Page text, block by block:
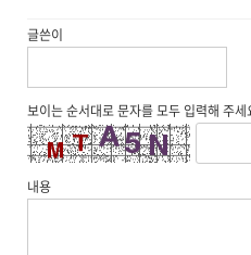
글쓴이
보이는 순서대로 문자를 모두 입력해 주세
내용